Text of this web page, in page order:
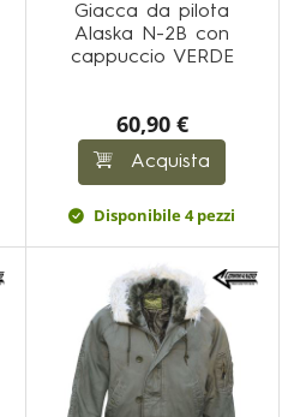
Giacca da pilota
Alaska N-2B con
cappuccio VERDE
60,90 €
Acquista
Disponibile 4 pezzi